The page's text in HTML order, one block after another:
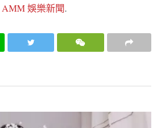
AMM 娛樂新聞.